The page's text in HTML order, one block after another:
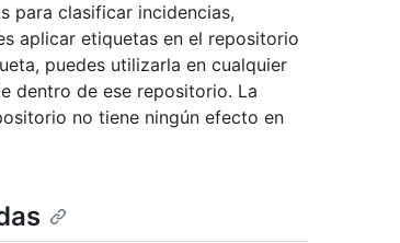
para clasificar incidencias,
aplicar etiquetas en el repositorio
puedes utilizarla en cualquier
dentro de ese repositorio. La
no tiene ningún efecto en